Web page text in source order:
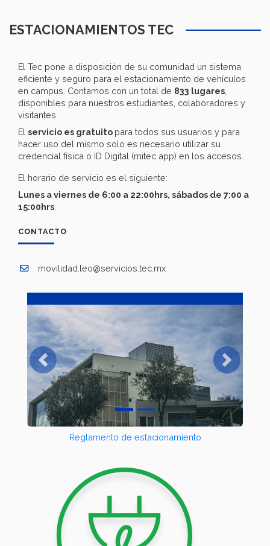
ESTACIONAMIENTOS TEC
El Tec pone a disposición de su comunidad un sistema
eficiente y seguro para el estacionamiento de vehículos
en campus. Contamos con un total de 833 lugares,
disponibles para nuestros estudiantes, colaboradores y
visitantes.
El servicio es gratuito para todos sus usuarios y para
hacer uso del mismo solo es necesario utilizar su
credencial física o ID Digital (mitec app) en los accesos.
El horario de servicio es el siguiente:
Lunes a viernes de 6:00 a 22:00hrs, sábados de 7:00 a
15:00hrs.
CONTACTO
movilidad.leo@servicios.tec.mx
Previous Next
Reglamento de estacionamiento